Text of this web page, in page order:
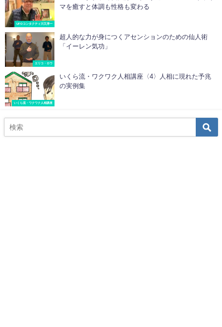
UFOコンタクティ川又淳一
マを癒すと体調も性格も変わる
エリコ・ロウ
超人的な力が身につくアセンションのための仙人術
「イーレン気功」
いくら流・ワクワク人相講座
いくら流・ワクワク人相講座〈4〉人相に現れた予兆
の実例集